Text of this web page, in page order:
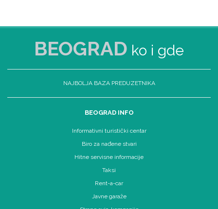
BEOGRAD ko i gde
NAJBOLJA BAZA PREDUZETNIKA
BEOGRAD INFO
Informativni turistički centar
Biro za nađene stvari
Hitne servisne informacije
Taksi
Rent-a-car
Javne garaže